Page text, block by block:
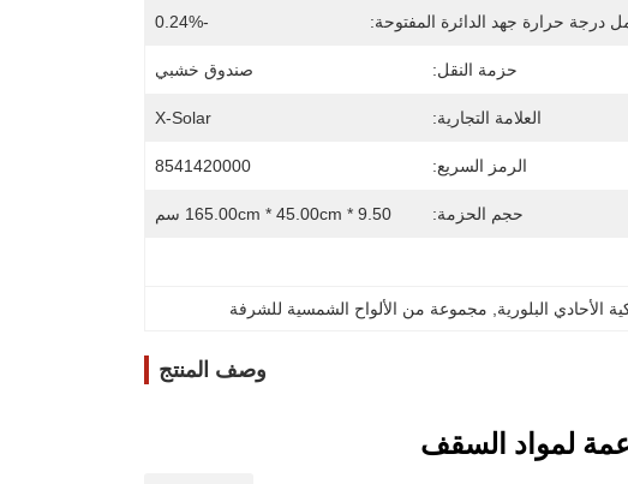
درجة حرارة جهد الدائرة المفتوحة: -0.24%
حزمة النقل: صندوق خشبي
العلامة التجارية: X-Solar
الرمز السريع: 8541420000
حجم الحزمة: 165.00cm * 45.00cm * 9.50 سم
الأحادي البلورية مجموعة من الألواح الشمسية للشرفة
وصف المنتج